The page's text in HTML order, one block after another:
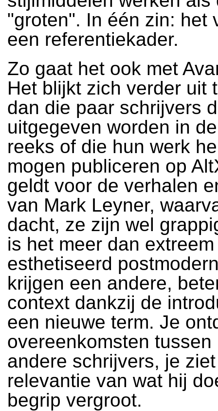
"groten". In één zin: het
een referentiekader.
Zo gaat het ook met
Het blijkt zich verder uit
dan die paar schrijvers
uitgegeven worden in
reeks of die hun werk
mogen publiceren op
geldt voor de verhalen
van Mark Leyner,
dacht, ze zijn wel
is het meer dan
esthetiseerd
krijgen een andere,
context dankzij de
een nieuwe term. Je
overeenkomsten tussen
andere schrijvers, je
relevantie van wat hij
begrip vergroot.